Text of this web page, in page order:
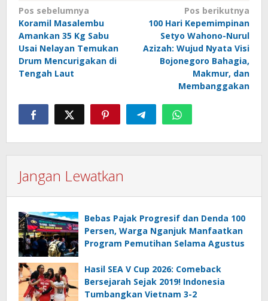
Navigasi
pos
Pos sebelumnya
Koramil Masalembu
Amankan 35 Kg Sabu
Usai Nelayan Temukan
Drum Mencurigakan di
Tengah Laut
Pos berikutnya
100 Hari Kepemimpinan
Setyo Wahono-Nurul
Azizah: Wujud Nyata Visi
Bojonegoro Bahagia,
Makmur, dan
Membanggakan
Jangan Lewatkan
Bebas Pajak Progresif dan Denda 100
Persen, Warga Nganjuk Manfaatkan
Program Pemutihan Selama Agustus
Hasil SEA V Cup 2026: Comeback
Bersejarah Sejak 2019! Indonesia
Tumbangkan Vietnam 3-2